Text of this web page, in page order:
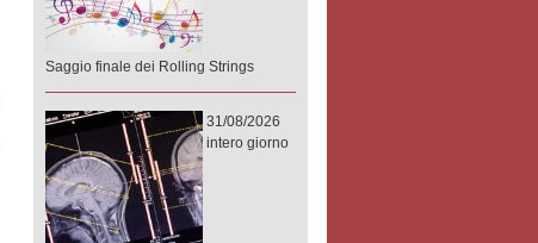
Saggio finale dei Rolling Strings
31/08/2026
intero giorno